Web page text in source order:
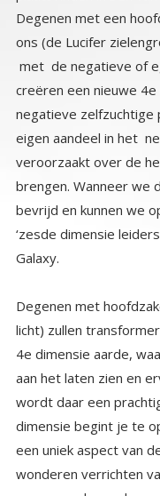
Galaxy.
Degenen met
licht) zullen
4e dimensie aarde,
aan het laten zien en
wordt daar een
dimensie begint je te
een uniek aspect van
wonderen verrichten
ze eens ook zou doen